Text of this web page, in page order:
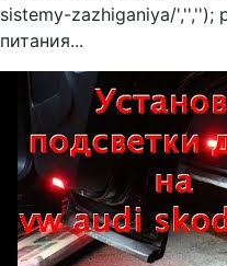
sistemy-zazhiganiya/','','');
питания...